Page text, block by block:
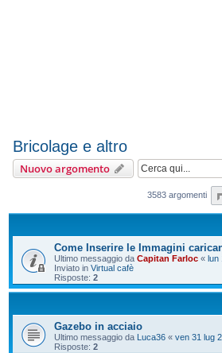
Bricolage e altro
Nuovo argomento
3583 argomenti
Come Inserire le Immagini
Ultimo messaggio da Capitan Farloc « lun
Inviato in Virtual cafè
Risposte: 2
Gazebo in acciaio
Ultimo messaggio da Luca36 « ven 31 lug
Risposte: 2